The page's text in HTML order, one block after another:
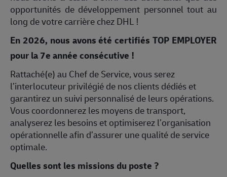
opportunités de développement personnel tout au
long de votre carrière chez DHL !
En 2026, nous avons été certifiés TOP EMPLOYER
pour la 7e année consécutive !
Rattaché(e) au Chef de Service, vous serez
l’interlocuteur privilégié de nos clients dédiés et
garantirez un suivi personnalisé de leurs opérations.
Vous coordonnerez les moyens de transport,
analyserez les besoins et optimiserez l’organisation
opérationnelle afin d’assurer une qualité de service
optimale.
Quelles sont les missions du poste ?